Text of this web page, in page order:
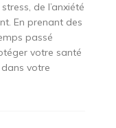
de l’anxiété
En prenant des
passé
votre santé
votre